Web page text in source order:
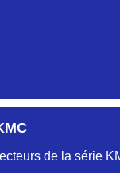
HL-HM
et Fiche double
de la série